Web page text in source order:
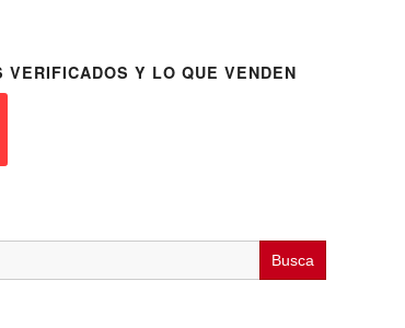
VERIFICADOS Y LO QUE VENDEN